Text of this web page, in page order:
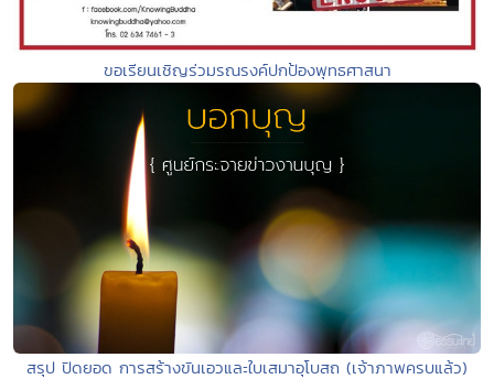
ขอเรียนเชิญร่วมรณรงค์ปกป้องพุทธศาสนา
สรุป ปิดยอด การสร้างขันเอวและใบเสมาอุโบสถ (เจ้าภาพครบแล้ว)